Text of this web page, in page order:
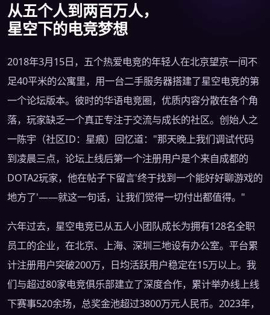
从五个人到两百万人，
星空下的电竞梦想
2018年3月15日，五个热爱电竞的年轻人在北京望京一间不
足40平米的公寓里，用一台二手服务器搭建了星空电竞的第
一个论坛版本。彼时的华语电竞圈，优质内容分散在各个角
落，玩家缺乏一个真正专注于交流与成长的社区。创始人之
一陈宇（社区ID：星痕）回忆道："那天晚上我们调试代码
到凌晨三点，论坛上线后第一个注册用户是个来自成都的
DOTA2玩家，他在帖子下留言'终于找到一个能好好聊游戏的
地方了'——就这一句话，让我们觉得一切付出都值得。"
六年过去，星空电竞已从五人小团队成长为拥有128名全职
员工的企业，在北京、上海、深圳三地设有办公室。平台累
计注册用户突破200万，日均活跃用户稳定在15万以上。我
们与超过80家电竞俱乐部建立了深度合作，累计举办线上线
下赛事520余场，总奖金池超过3800万元人民币。2023年，